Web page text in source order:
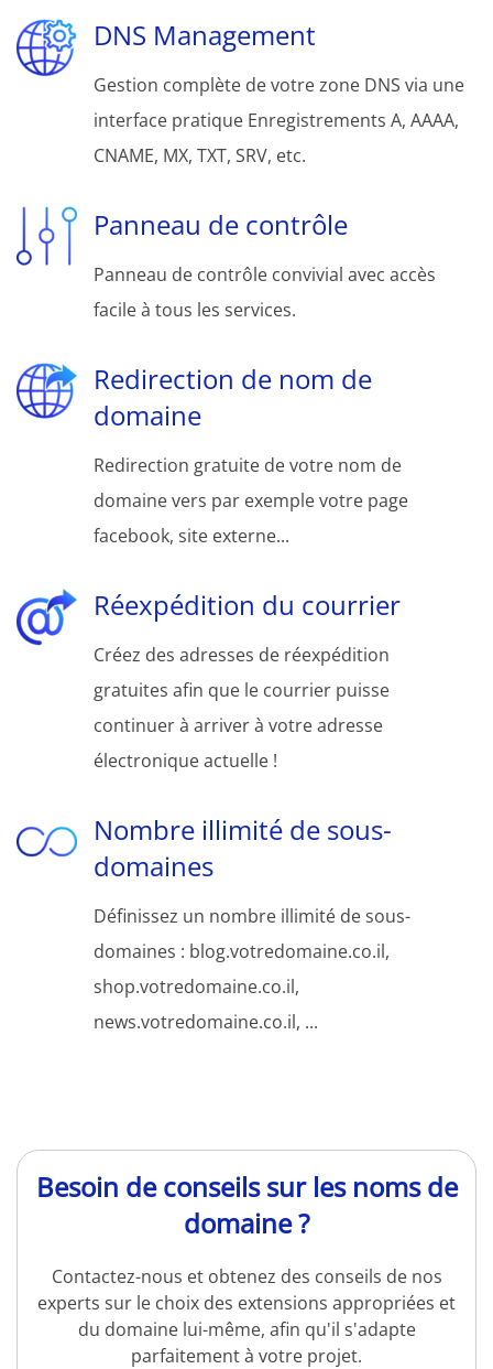
DNS Management
Gestion complète de votre zone DNS via une
interface pratique Enregistrements A, AAAA,
CNAME, MX, TXT, SRV, etc.
Panneau de contrôle
Panneau de contrôle convivial avec accès
facile à tous les services.
Redirection de nom de
domaine
Redirection gratuite de votre nom de
domaine vers par exemple votre page
facebook, site externe...
Réexpédition du courrier
Créez des adresses de réexpédition
gratuites afin que le courrier puisse
continuer à arriver à votre adresse
électronique actuelle !
Nombre illimité de sous-
domaines
Définissez un nombre illimité de sous-
domaines : blog.votredomaine.co.il,
shop.votredomaine.co.il,
news.votredomaine.co.il, ...
Besoin de conseils sur les noms de
domaine ?
Contactez-nous et obtenez des conseils de nos
experts sur le choix des extensions appropriées et
du domaine lui-même, afin qu'il s'adapte
parfaitement à votre projet.